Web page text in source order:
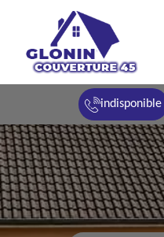
indisponible